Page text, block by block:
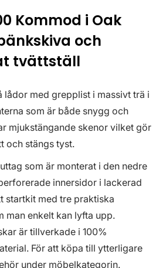
Kommod i Oak
och
tvättställ
lådor med grepplist i massivt trä i
som är både snygg och
mjukstängande skenor vilket gör
och stängs tyst.
som är monterat i den nedre
innersidor i lackerad
startkit med tre praktiska
man enkelt kan lyfta upp.
är tillverkade i 100%
För att köpa till ytterligare
under möbelkategorin.